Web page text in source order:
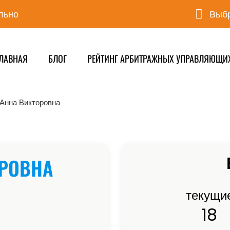
БЛОГ РЕЙТИНГ АРБИТРАЖНЫХ
Викторовна
18